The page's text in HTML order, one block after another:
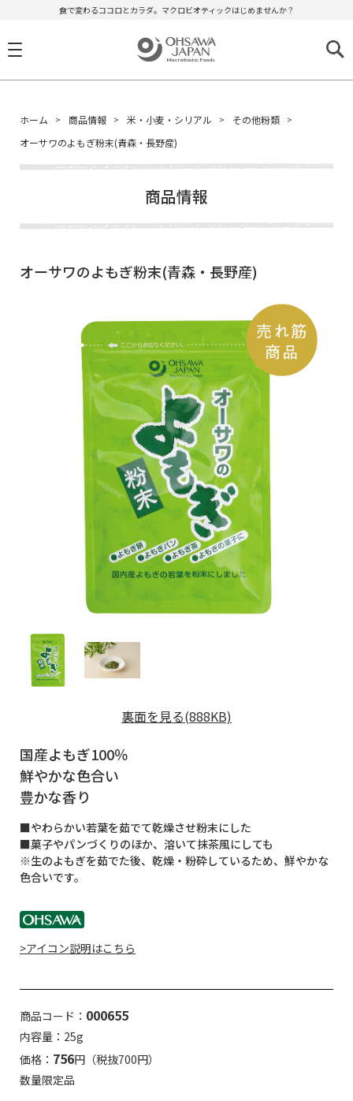
食で変わるココロとカラダ。マクロビオティックはじめませんか？
ホーム 商品情報 米・小麦・シリアル
その他粉類
オーサワのよもぎ粉末(青森・長野産)
商品情報
オーサワのよもぎ粉末(青森・長野産)
裏面を見る(888KB)
国産よもぎ100％
鮮やかな色合い
豊かな香り
■やわらかい若葉を茹でて乾燥させ粉末にした
■菓子やパンづくりのほか、溶いて抹茶風にしても
※生のよもぎを茹でた後、乾燥・粉砕しているため、鮮やかな
色合いです。
>アイコン説明はこちら
商品コード： 000655
内容量：25g
価格： 756円（税抜700円）
数量限定品